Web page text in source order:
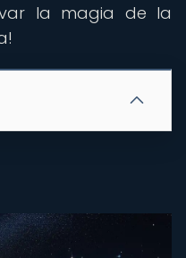
la magia de la